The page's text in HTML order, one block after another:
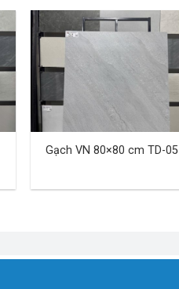
Gạch VN 80×80 cm TD-05